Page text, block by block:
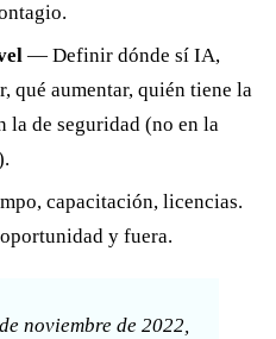
— Definir dónde sí IA,
qué aumentar, quién tiene la
de seguridad (no en la
capacitación, licencias.
y fuera.
noviembre de 2022,